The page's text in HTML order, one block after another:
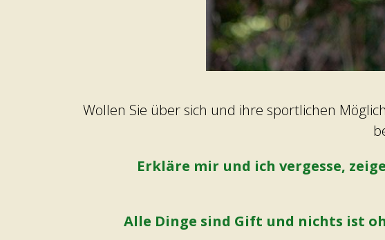
Wollen Sie über sich und ihre sportlichen
Erkläre mir und ich vergesse,
Alle Dinge sind Gift und nichts ist